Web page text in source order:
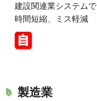
建設関連業システムで
時間短縮、ミス軽減
製造業